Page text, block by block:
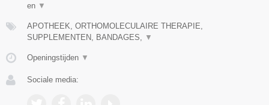
en ▼
APOTHEEK, ORTHOMOLECULAIRE THERAPIE,
SUPPLEMENTEN, BANDAGES,
▼
Openingstijden ▼
Sociale media: